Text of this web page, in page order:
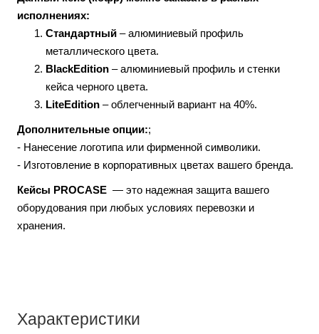
исполнениях:
Стандартный – алюминиевый профиль
металлического цвета.
BlackEdition – алюминиевый профиль и стенки
кейса черного цвета.
LiteEdition – облегченный вариант на 40%.
Дополнительные опции:;
- Нанесение логотипа или фирменной символики.
- Изготовление в корпоративных цветах вашего бренда.
Кейсы PROCASE — это надежная защита вашего
оборудования при любых условиях перевозки и
хранения.
Характеристики